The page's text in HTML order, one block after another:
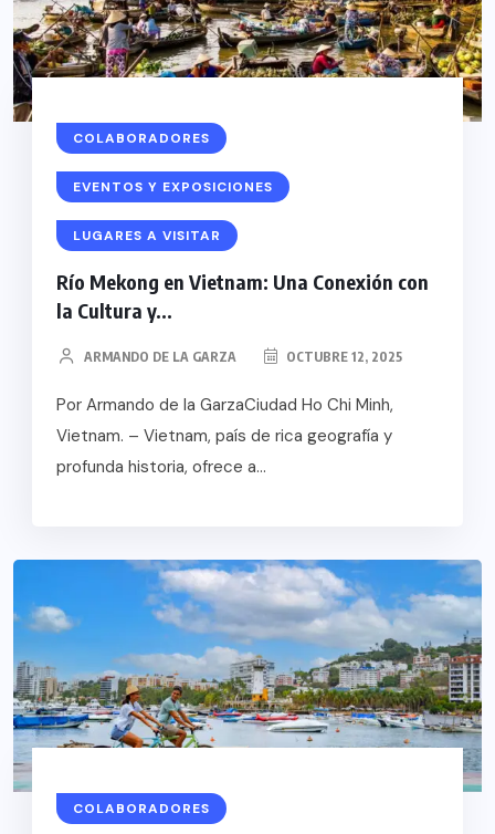
COLABORADORES
EVENTOS Y EXPOSICIONES
LUGARES A VISITAR
Río Mekong en Vietnam: Una Conexión con
la Cultura y...
ARMANDO DE LA GARZA OCTUBRE 12, 2025
Por Armando de la GarzaCiudad Ho Chi Minh,
Vietnam. – Vietnam, país de rica geografía y
profunda historia, ofrece a...
COLABORADORES